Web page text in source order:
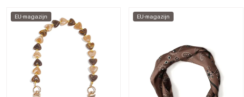
EU-magazijn EU-magazijn